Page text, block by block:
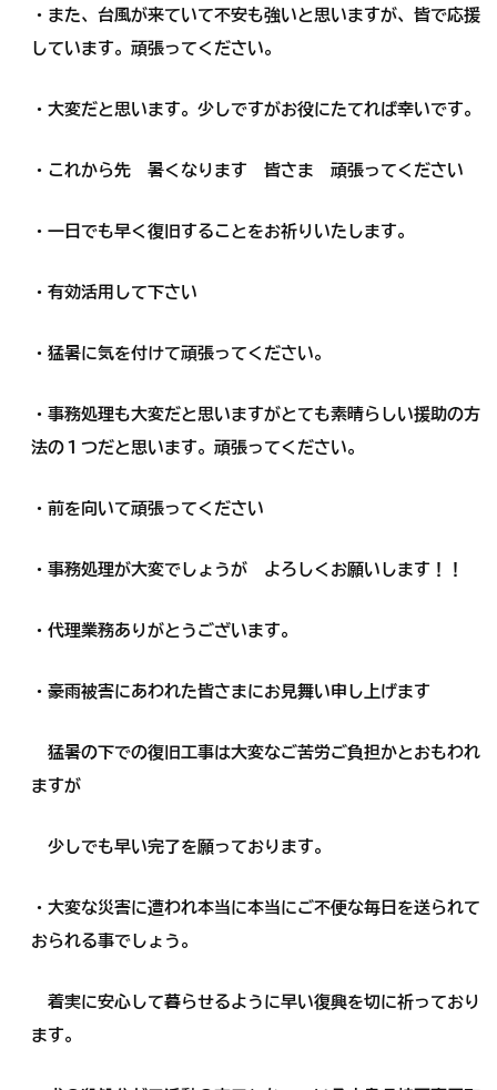
・また、台風が来ていて不安も強いと思いますが、皆で応援
しています。頑張ってください。
・大変だと思います。少しですがお役にたてれば幸いです。
・これから先 暑くなります 皆さま 頑張ってください
・一日でも早く復旧することをお祈りいたします。
・有効活用して下さい
・猛暑に気を付けて頑張ってください。
・事務処理も大変だと思いますがとても素晴らしい援助の方
法の１つだと思います。頑張ってください。
・前を向いて頑張ってください
・事務処理が大変でしょうが よろしくお願いします！！
・代理業務ありがとうございます。
・豪雨被害にあわれた皆さまにお見舞い申し上げます
猛暑の下での復旧工事は大変なご苦労ご負担かとおもわれ
ますが
少しでも早い完了を願っております。
・大変な災害に遭われ本当に本当にご不便な毎日を送られて
おられる事でしょう。
着実に安心して暮らせるように早い復興を切に祈っており
ます。